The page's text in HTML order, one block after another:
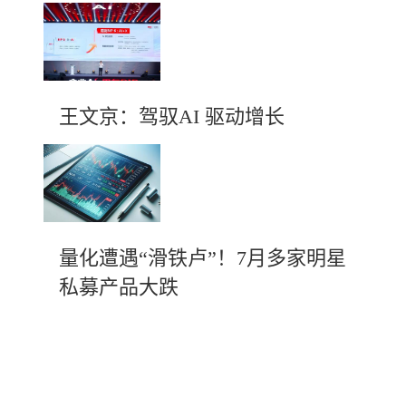
王文京：驾驭AI 驱动增长
量化遭遇“滑铁卢”！7月多家明星
私募产品大跌